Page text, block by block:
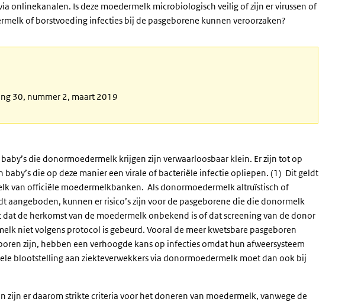
onlinekanalen. Is deze moedermelk microbiologisch veilig of zijn er virussen of
of borstvoeding infecties bij de pasgeborene kunnen veroorzaken?
30, nummer 2, maart 2019
die donormoedermelk krijgen zijn verwaarloosbaar klein. Er zijn tot op
baby’s die op deze manier een virale of bacteriële infectie opliepen. (1) Dit geldt
van officiële moedermelkbanken. Als donormoedermelk altruïstisch of
aangeboden, kunnen er risico’s zijn voor de pasgeborene die die donormelk
de herkomst van de moedermelk onbekend is of dat screening van de donor
niet volgens protocol is gebeurd. Vooral de meer kwetsbare pasgeboren
zijn, hebben een verhoogde kans op infecties omdat hun afweersysteem
blootstelling aan ziekteverwekkers via donormoedermelk moet dan ook bij
zijn er daarom strikte criteria voor het doneren van moedermelk, vanwege de